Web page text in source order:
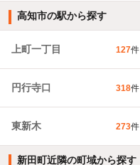
高知市の駅から探す
上町一丁目 127件
円行寺口 318件
東新木 273件
新田町近隣の町域から探す